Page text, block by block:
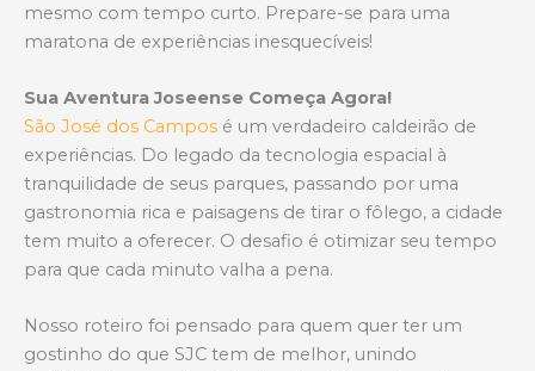
mesmo com tempo curto. Prepare-se para uma
maratona de experiências inesquecíveis!
Sua Aventura Joseense Começa Agora!
São José dos Campos é um verdadeiro caldeirão de
experiências. Do legado da tecnologia espacial à
tranquilidade de seus parques, passando por uma
gastronomia rica e paisagens de tirar o fôlego, a cidade
tem muito a oferecer. O desafio é otimizar seu tempo
para que cada minuto valha a pena.
Nosso roteiro foi pensado para quem quer ter um
gostinho do que SJC tem de melhor, unindo